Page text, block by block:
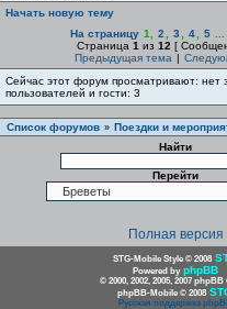
Начать новую тему
На страницу 1 2 3 4 5
Страница 1 из 12 [
Предыдущая тема |
Сейчас этот форум просматривают: нет
пользователей и гости: 3
Список форумов » Поездки и
Найти
Перейти
Полная версия
STG-Mobile Style © 2008
Powered by phpBB
© 2000, 2002, 2005, 2007
phpBB-Mobile © 2008
Русская поддержка